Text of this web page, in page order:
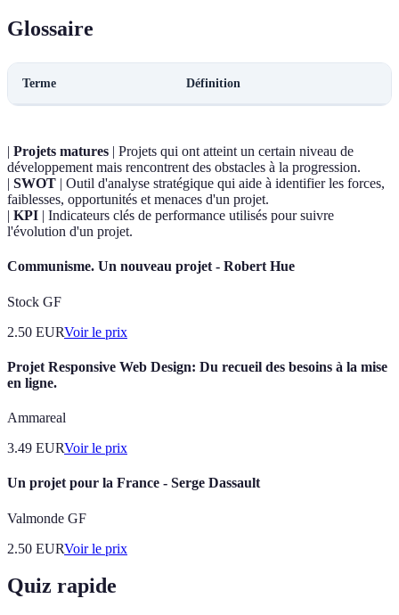
Glossaire
Terme Définition
| Projets matures | Projets qui ont atteint un certain niveau de
développement mais rencontrent des obstacles à la progression.
| SWOT | Outil d'analyse stratégique qui aide à identifier les forces,
faiblesses, opportunités et menaces d'un projet.
| KPI | Indicateurs clés de performance utilisés pour suivre
l'évolution d'un projet.
Communisme. Un nouveau projet - Robert Hue
Stock GF
2.50 EURVoir le prix
Projet Responsive Web Design: Du recueil des besoins à la mise
en ligne.
Ammareal
3.49 EURVoir le prix
Un projet pour la France - Serge Dassault
Valmonde GF
2.50 EURVoir le prix
Quiz rapide